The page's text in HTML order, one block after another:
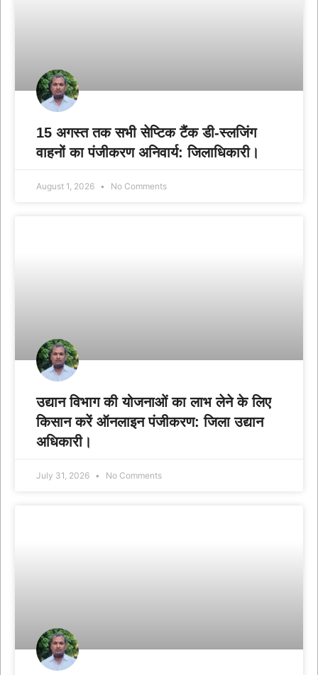
15 अगस्त तक सभी सेप्टिक टैंक डी-स्लजिंग
वाहनों का पंजीकरण अनिवार्य: जिलाधिकारी।
August 1, 2026 No Comments
उद्यान विभाग की योजनाओं का लाभ लेने के लिए
किसान करें ऑनलाइन पंजीकरण: जिला उद्यान
अधिकारी।
July 31, 2026 No Comments